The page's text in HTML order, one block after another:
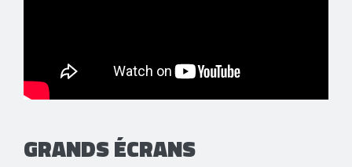
GRANDS ÉCRANS